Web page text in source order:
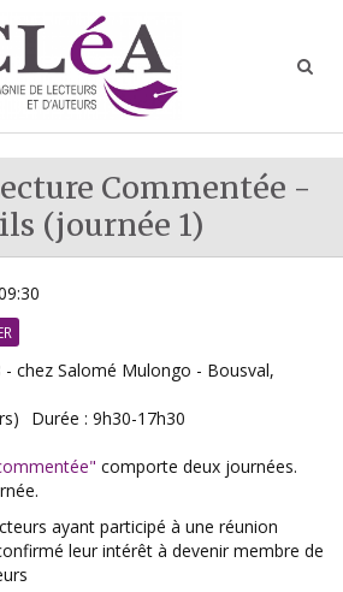
Commentée -
(journée 1)
- chez Salomé Mulongo - Bousval,
Durée : 9h30-17h30
comporte deux journées.
ayant participé à une réunion
leur intérêt à devenir membre de